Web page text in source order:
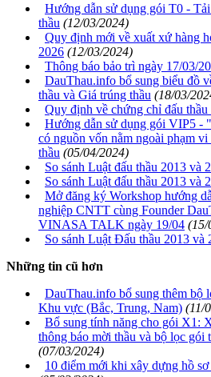
Hướng dẫn sử dụng gói T0 -
thầu (12/03/2024)
Quy định mới về xuất xứ hàng
2026 (12/03/2024)
Thông báo bảo trì ngày 17/03/
DauThau.info bổ sung biểu đồ
thầu và Giá trúng thầu (18/03/
Quy định về chứng chỉ đấu thầu
Hướng dẫn sử dụng gói VIP5 -
có nguồn vốn nằm ngoài phạm
thầu (05/04/2024)
So sánh Luật đấu thầu 2013 và
So sánh Luật đấu thầu 2013 và
Mở đăng ký Workshop hướng
nghiệp CNTT cùng Founder
VINASA TALK ngày 19/04 (15/
So sánh Luật Đấu thầu 2013 và
Những tin cũ hơn
DauThau.info bổ sung thêm bộ
Khu vực (Bắc, Trung, Nam) (11/
Bổ sung tính năng cho gói X1:
thông báo mời thầu và bộ lọc gói
(07/03/2024)
10 điểm mới khi xây dựng hồ